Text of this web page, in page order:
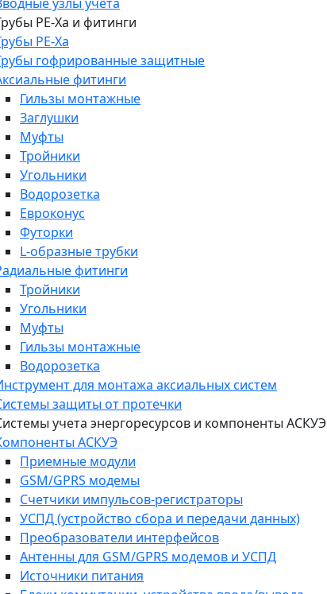
РЕ-Ха и фитинги
РЕ-Ха
гофрированные защитные
фитинги
Гильзы монтажные
Заглушки
Муфты
Тройники
Угольники
Водорозетка
Евроконус
Футорки
L-образные трубки
фитинги
Тройники
Угольники
Муфты
Гильзы монтажные
Водорозетка
для монтажа аксиальных систем
защиты от протечки
учета энергоресурсов и компоненты АСКУЭ
АСКУЭ
Приемные модули
GSM/GPRS модемы
Счетчики импульсов-регистраторы
УСПД (устройство сбора и передачи данных)
Преобразователи интерфейсов
Антенны для GSM/GPRS модемов и УСПД
Источники питания